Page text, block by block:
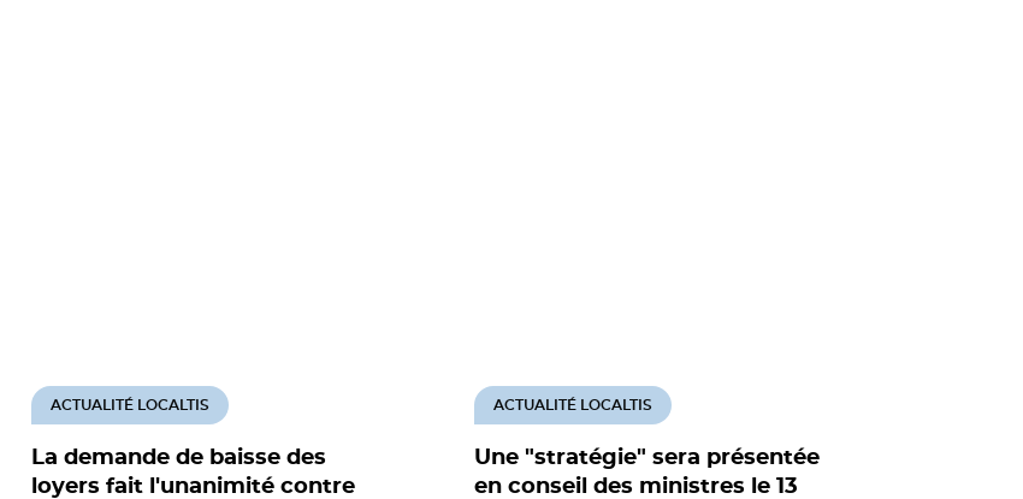
La demande de baisse des
loyers fait l'unanimité contre
ACTUALITÉ LOCALTIS
Une "stratégie" sera présentée
en conseil des ministres le 13
ACTUALITÉ LOCALTIS